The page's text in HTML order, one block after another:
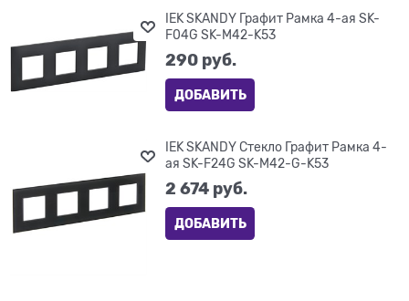
IEK SKANDY Графит Рамка 4-ая SK-
F04G SK-M42-K53
290 руб.
ДОБАВИТЬ
IEK SKANDY Стекло Графит Рамка 4-
ая SK-F24G SK-M42-G-K53
2 674 руб.
ДОБАВИТЬ